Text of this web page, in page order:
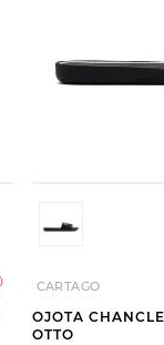
CARTAGO
OJOTA
OTTO